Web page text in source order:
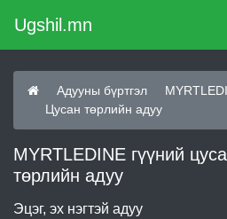
Ugshil.mn
Адууны бүртгэл
Цусан төрлийн адуу
MYRTLEDINE гүүний
төрлийн адуу
Эцэг, эх нэгтэй адуу